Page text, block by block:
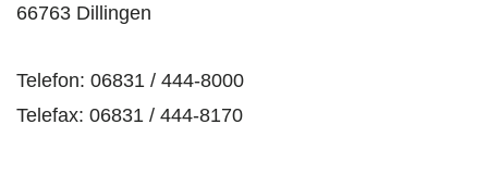
66763 Dillingen
Telefon: 06831 / 444-8000
Telefax: 06831 / 444-8170